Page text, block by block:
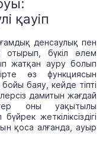
қауіп
денсаулық пен
отырып, бүкіл әлем
жатқан ауру болып
өз функциясын
баяу, кейде тіпті
дамитын жағдай
оны уақытылы
жеткіліксіздігі
қоса алғанда, ауыр